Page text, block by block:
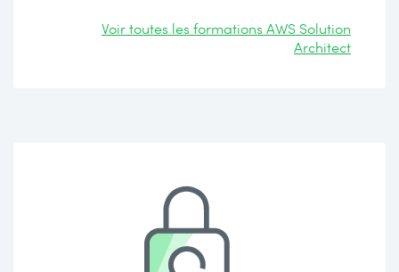
Voir toutes les formations AWS Solution
Architect